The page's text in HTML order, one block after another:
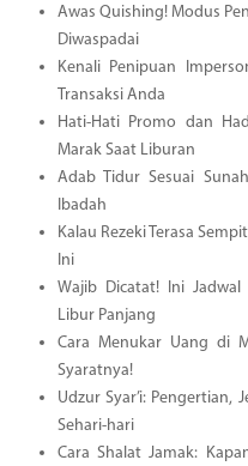
Awas Quishing! Modus
Diwaspadai
Kenali Penipuan
Transaksi Anda
Hati-Hati Promo dan
Marak Saat Liburan
Adab Tidur Sesuai
Ibadah
Kalau Rezeki Terasa
Ini
Wajib Dicatat! Ini
Libur Panjang
Cara Menukar Uang di
Syaratnya!
Udzur Syar’i: Pengertian,
Sehari-hari
Cara Shalat Jamak: